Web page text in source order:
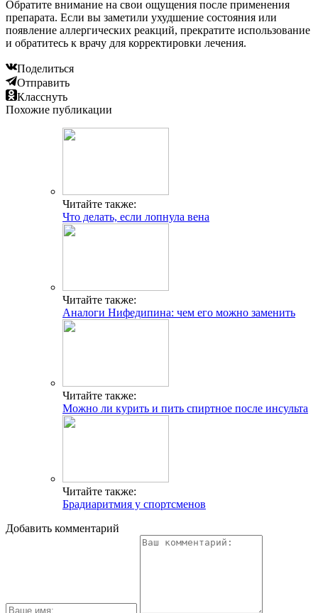
Обратите внимание на свои ощущения после применения
препарата. Если вы заметили ухудшение состояния или
появление аллергических реакций, прекратите использование
и обратитесь к врачу для корректировки лечения.
Поделиться
Отправить
Класснуть
Похожие публикации
Читайте также:
Что делать, если лопнула вена
Читайте также:
Аналоги Нифедипина: чем его можно заменить
Читайте также:
Можно ли курить и пить спиртное после инсульта
Читайте также:
Брадиаритмия у спортсменов
Добавить комментарий